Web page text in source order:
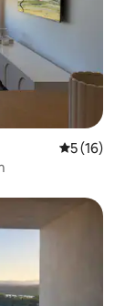
Средна
5 (16)